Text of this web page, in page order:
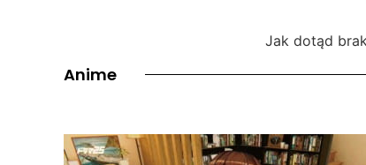
Jak dotąd
Anime